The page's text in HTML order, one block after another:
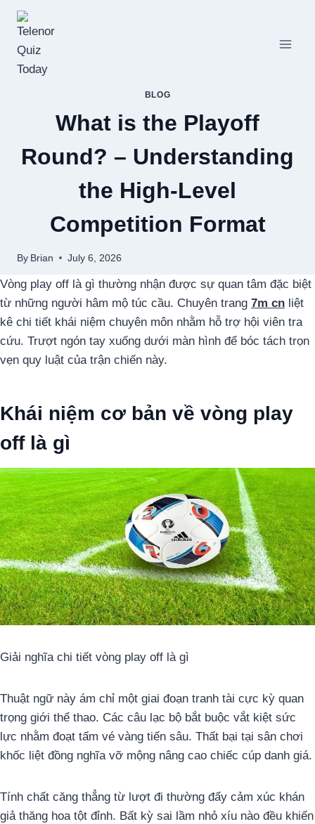
Skip
content
BLOG
What is the Playoff
Round? – Understanding
the High-Level
Competition Format
By Brian July 6, 2026
Vòng play off là gì thường nhận được sự quan tâm đặc biệt
từ những người hâm mộ túc cầu. Chuyên trang 7m cn liệt
kê chi tiết khái niệm chuyên môn nhằm hỗ trợ hội viên tra
cứu. Trượt ngón tay xuống dưới màn hình để bóc tách trọn
vẹn quy luật của trận chiến này.
Khái niệm cơ bản về vòng play
off là gì
Giải nghĩa chi tiết vòng play off là gì
Thuật ngữ này ám chỉ một giai đoạn tranh tài cực kỳ quan
trọng giới thể thao. Các câu lạc bộ bắt buộc vắt kiệt sức
lực nhằm đoạt tấm vé vàng tiến sâu. Thất bại tại sân chơi
khốc liệt đồng nghĩa vỡ mộng nâng cao chiếc cúp danh giá.
Tính chất căng thẳng từ lượt đi thường đẩy cảm xúc khán
giả thăng hoa tột đỉnh. Bất kỳ sai lầm nhỏ xíu nào đều khiến